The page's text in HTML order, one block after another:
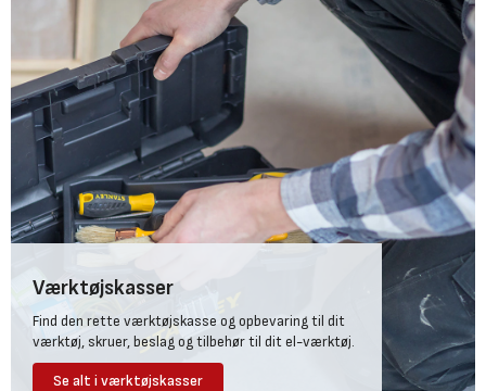
Værktøjskasser
Find den rette værktøjskasse og opbevaring til dit
værktøj, skruer, beslag og tilbehør til dit el-værktøj.
Se alt i værktøjskasser